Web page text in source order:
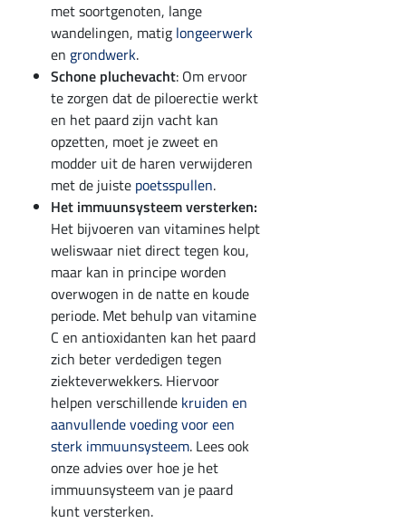
met soortgenoten, lange
wandelingen, matig longeerwerk
en grondwerk.
Schone pluchevacht: Om ervoor
te zorgen dat de piloerectie werkt
en het paard zijn vacht kan
opzetten, moet je zweet en
modder uit de haren verwijderen
met de juiste poetsspullen.
Het immuunsysteem versterken:
Het bijvoeren van vitamines helpt
weliswaar niet direct tegen kou,
maar kan in principe worden
overwogen in de natte en koude
periode. Met behulp van vitamine
C en antioxidanten kan het paard
zich beter verdedigen tegen
ziekteverwekkers. Hiervoor
helpen verschillende kruiden en
aanvullende voeding voor een
sterk immuunsysteem. Lees ook
onze advies over hoe je het
immuunsysteem van je paard
kunt versterken.